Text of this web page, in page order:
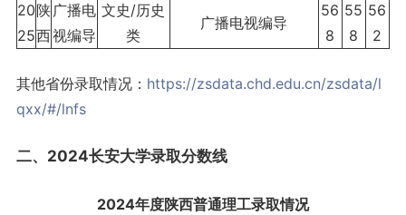
20
25
陕
西
广播电
视编导
文史/历史
类
广播电视编导
56
8
55
8
56
2
其他省份录取情况： https://zsdata.chd.edu.cn/zsdata/l
qxx/#/lnfs
二、2024长安大学录取分数线
2024年度陕西普通理工录取情况